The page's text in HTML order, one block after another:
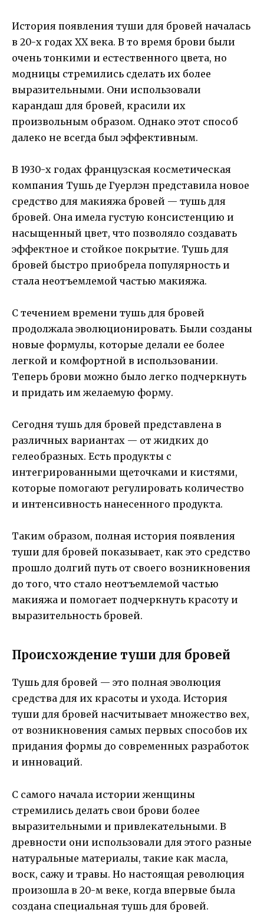
История появления туши для бровей началась
в 20-х годах ХХ века. В то время брови были
очень тонкими и естественного цвета, но
модницы стремились сделать их более
выразительными. Они использовали
карандаш для бровей, красили их
произвольным образом. Однако этот способ
далеко не всегда был эффективным.
В 1930-х годах французская косметическая
компания Тушь де Гуерлэн представила новое
средство для макияжа бровей — тушь для
бровей. Она имела густую консистенцию и
насыщенный цвет, что позволяло создавать
эффектное и стойкое покрытие. Тушь для
бровей быстро приобрела популярность и
стала неотъемлемой частью макияжа.
С течением времени тушь для бровей
продолжала эволюционировать. Были созданы
новые формулы, которые делали ее более
легкой и комфортной в использовании.
Теперь брови можно было легко подчеркнуть
и придать им желаемую форму.
Сегодня тушь для бровей представлена в
различных вариантах — от жидких до
гелеобразных. Есть продукты с
интегрированными щеточками и кистями,
которые помогают регулировать количество
и интенсивность нанесенного продукта.
Таким образом, полная история появления
туши для бровей показывает, как это средство
прошло долгий путь от своего возникновения
до того, что стало неотъемлемой частью
макияжа и помогает подчеркнуть красоту и
выразительность бровей.
Происхождение туши для бровей
Тушь для бровей — это полная эволюция
средства для их красоты и ухода. История
туши для бровей насчитывает множество вех,
от возникновения самых первых способов их
придания формы до современных разработок
и инноваций.
С самого начала истории женщины
стремились делать свои брови более
выразительными и привлекательными. В
древности они использовали для этого разные
натуральные материалы, такие как масла,
воск, сажу и травы. Но настоящая революция
произошла в 20-м веке, когда впервые была
создана специальная тушь для бровей.